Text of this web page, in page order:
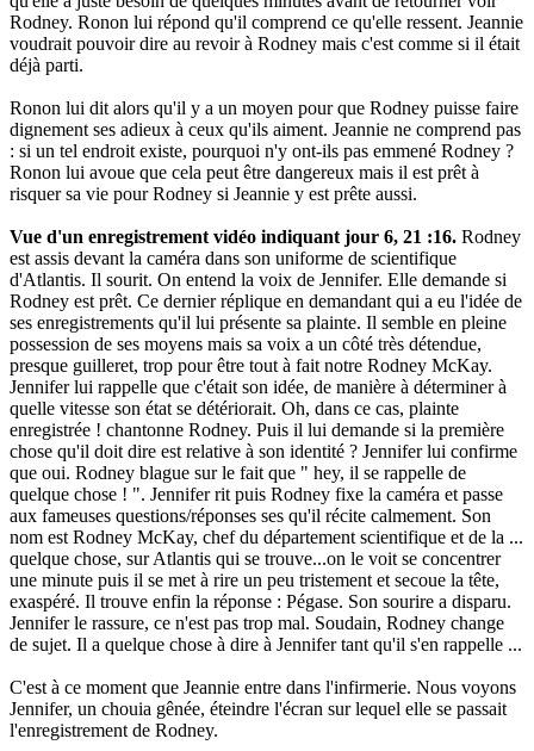
Rodney. Ronon lui répond qu'il comprend ce qu'elle ressent. Jeannie
voudrait pouvoir dire au revoir à Rodney mais c'est comme si il était
déjà parti.
Ronon lui dit alors qu'il y a un moyen pour que Rodney puisse faire
dignement ses adieux à ceux qu'ils aiment. Jeannie ne comprend pas
: si un tel endroit existe, pourquoi n'y ont-ils pas emmené Rodney ?
Ronon lui avoue que cela peut être dangereux mais il est prêt à
risquer sa vie pour Rodney si Jeannie y est prête aussi.
Vue d'un enregistrement vidéo indiquant jour 6, 21 :16. Rodney
est assis devant la caméra dans son uniforme de scientifique
d'Atlantis. Il sourit. On entend la voix de Jennifer. Elle demande si
Rodney est prêt. Ce dernier réplique en demandant qui a eu l'idée de
ses enregistrements qu'il lui présente sa plainte. Il semble en pleine
possession de ses moyens mais sa voix a un côté très détendue,
presque guilleret, trop pour être tout à fait notre Rodney McKay.
Jennifer lui rappelle que c'était son idée, de manière à déterminer à
quelle vitesse son état se détériorait. Oh, dans ce cas, plainte
enregistrée ! chantonne Rodney. Puis il lui demande si la première
chose qu'il doit dire est relative à son identité ? Jennifer lui confirme
que oui. Rodney blague sur le fait que " hey, il se rappelle de
quelque chose ! ". Jennifer rit puis Rodney fixe la caméra et passe
aux fameuses questions/réponses ses qu'il récite calmement. Son
nom est Rodney McKay, chef du département scientifique et de la ...
quelque chose, sur Atlantis qui se trouve...on le voit se concentrer
une minute puis il se met à rire un peu tristement et secoue la tête,
exaspéré. Il trouve enfin la réponse : Pégase. Son sourire a disparu.
Jennifer le rassure, ce n'est pas trop mal. Soudain, Rodney change
de sujet. Il a quelque chose à dire à Jennifer tant qu'il s'en rappelle ...
C'est à ce moment que Jeannie entre dans l'infirmerie. Nous voyons
Jennifer, un chouia gênée, éteindre l'écran sur lequel elle se passait
l'enregistrement de Rodney.